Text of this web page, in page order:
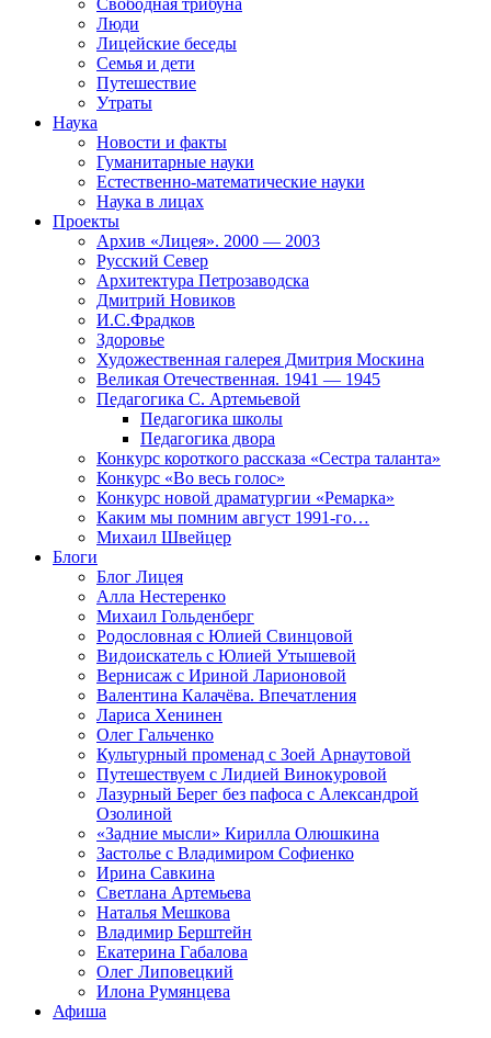
Свободная трибуна
Люди
Лицейские беседы
Семья и дети
Путешествие
Утраты
Наука
Новости и факты
Гуманитарные науки
Естественно-математические науки
Наука в лицах
Проекты
Архив «Лицея». 2000 — 2003
Русский Север
Архитектура Петрозаводска
Дмитрий Новиков
И.С.Фрадков
Здоровье
Художественная галерея Дмитрия Москина
Великая Отечественная. 1941 — 1945
Педагогика С. Артемьевой
Педагогика школы
Педагогика двора
Конкурс короткого рассказа «Сестра таланта»
Конкурс «Во весь голос»
Конкурс новой драматургии «Ремарка»
Каким мы помним август 1991-го…
Михаил Швейцер
Блоги
Блог Лицея
Алла Нестеренко
Михаил Гольденберг
Родословная с Юлией Свинцовой
Видоискатель с Юлией Утышевой
Вернисаж с Ириной Ларионовой
Валентина Калачёва. Впечатления
Лариса Хенинен
Олег Гальченко
Культурный променад с Зоей Арнаутовой
Путешествуем с Лидией Винокуровой
Лазурный Берег без пафоса с Александрой
Озолиной
«Задние мысли» Кирилла Олюшкина
Застолье с Владимиром Софиенко
Ирина Савкина
Светлана Артемьева
Наталья Мешкова
Владимир Берштейн
Екатерина Габалова
Олег Липовецкий
Илона Румянцева
Афиша